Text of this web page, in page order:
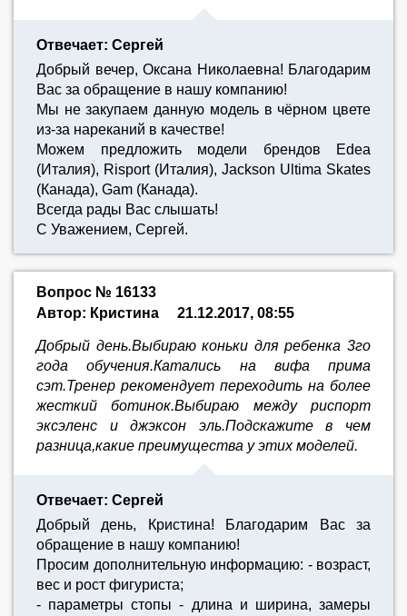
Отвечает: Сергей
Добрый вечер, Оксана Николаевна! Благодарим
Вас за обращение в нашу компанию!
Мы не закупаем данную модель в чёрном цвете
из-за нареканий в качестве!
Можем предложить модели брендов Edea
(Италия), Risport (Италия), Jackson Ultima Skates
(Канада), Gam (Канада).
Всегда рады Вас слышать!
С Уважением, Сергей.
Вопрос № 16133
Автор: Кристина
21.12.2017, 08:55
Добрый день.Выбираю коньки для ребенка 3го
года обучения.Катались на вифа прима
сэт.Тренер рекомендует переходить на более
жесткий ботинок.Выбираю между риспорт
эксэленс и джэксон эль.Подскажите в чем
разница,какие преимущества у этих моделей.
Отвечает: Сергей
Добрый день, Кристина! Благодарим Вас за
обращение в нашу компанию!
Просим дополнительную информацию: - возраст,
вес и рост фигуриста;
- параметры стопы - длина и ширина, замеры